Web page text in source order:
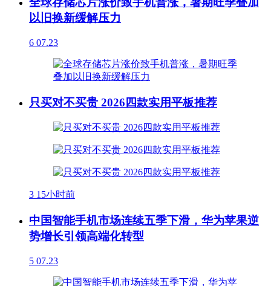
以旧换新缓解压力
6 07.23
只买对不买贵 2026四款实用平板推荐
3 15小时前
中国智能手机市场连续五季下滑，华为苹果逆
势增长引领高端化转型
5 07.23